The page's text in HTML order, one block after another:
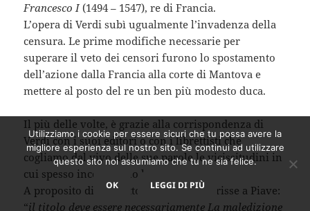
Francesco I(1494 – 1547), re di Francia.
L’opera di Verdi subì ugualmente l’invadenza della
censura. Le prime modifiche necessarie per
superare il veto dei censori furono lo spostamento
dell’azione dalla Francia alla corte di Mantova e
mettere al posto del re un ben più modesto duca.
Il più delle volte, è grazie alla corrispondenza di
Verdi con i suoi editori o con i librettisti che
cogliamo dal vivo delle sue parole le vicissitudini in
cui spesso incorrevano le sue opere.
A proposito di Rigoletto, il musicista scrisse a Piave:
“il titolo deve essere necessariamente La maledizione
Utilizziamo i cookie per essere sicuri che tu possa avere la
migliore esperienza sul nostro sito. Se continui ad utilizzare
questo sito noi assumiamo che tu ne sia felice.
OK LEGGI DI PIÙ